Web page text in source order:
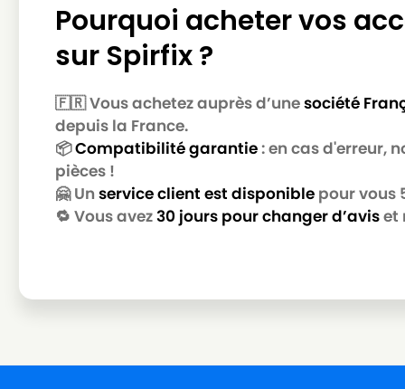
LG-GOLDSTAR
LG-GOLDSTAR TB 34
LG-GOLDSTAR
LG-GOLDSTAR
LG-GOLDSTAR
LG-GOLDSTAR TURBO 3100 B
LG-GOLDSTAR
LG-GOLDSTAR TURBO 3200
LG-GOLDSTAR
LG-GOLDSTAR TURBO 33 GS
LG-GOLDSTAR
LG-GOLDSTAR TURBO PLUS
Pourquoi acheter vos
sur Spirfix ?
🇫🇷 Vous achetez auprès d’unesociété
depuis la France.
📦Compatibilité garantie: en cas d'erreur,
pièces !
🤗 Un service client est disponible pour vous
🔁 Vous avez30 jours pour changer d’aviset